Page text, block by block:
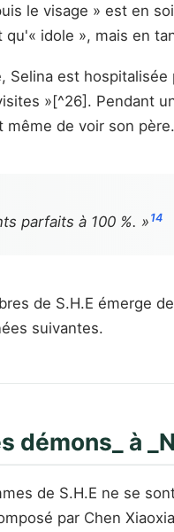
le visage » est en
idole », mais en
Selina est
»[^26]. Pendant
de voir son
parfaits à 100 %. » 14
de S.H.E émerge
suivantes.
démons_ à
de S.H.E ne se
par Chen